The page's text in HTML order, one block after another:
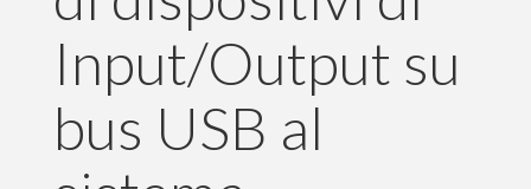
Paolo Prandini
Home
Pubblicazioni
Input/Output su
bus USB al